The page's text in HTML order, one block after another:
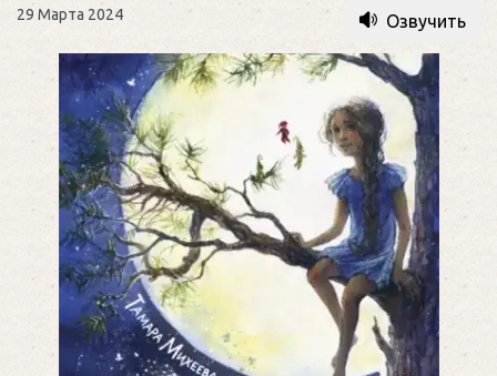
29 Марта 2024 Озвучить